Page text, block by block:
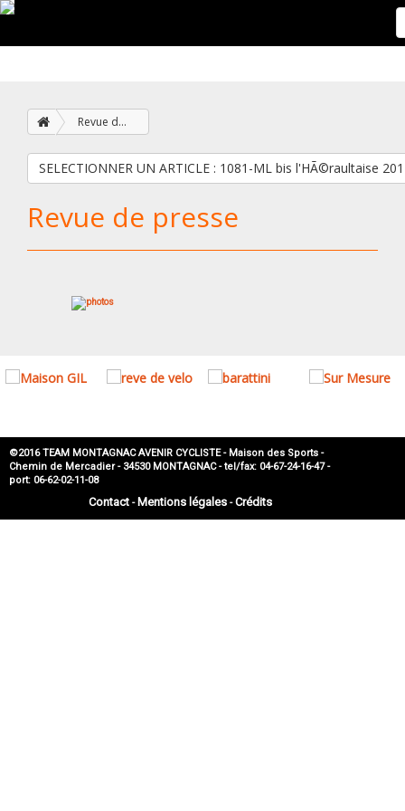
Revue de presse
SELECTIONNER UN ARTICLE : 1081-ML bis l'HÃ©raultaise
Revue de presse
©2016 TEAM MONTAGNAC AVENIR CYCLISTE - Maison des Sports -
Chemin de Mercadier - 34530 MONTAGNAC - tel/fax: 04-67-24-16-47 -
port: 06-62-02-11-08
Contact- Mentions légales-Crédits